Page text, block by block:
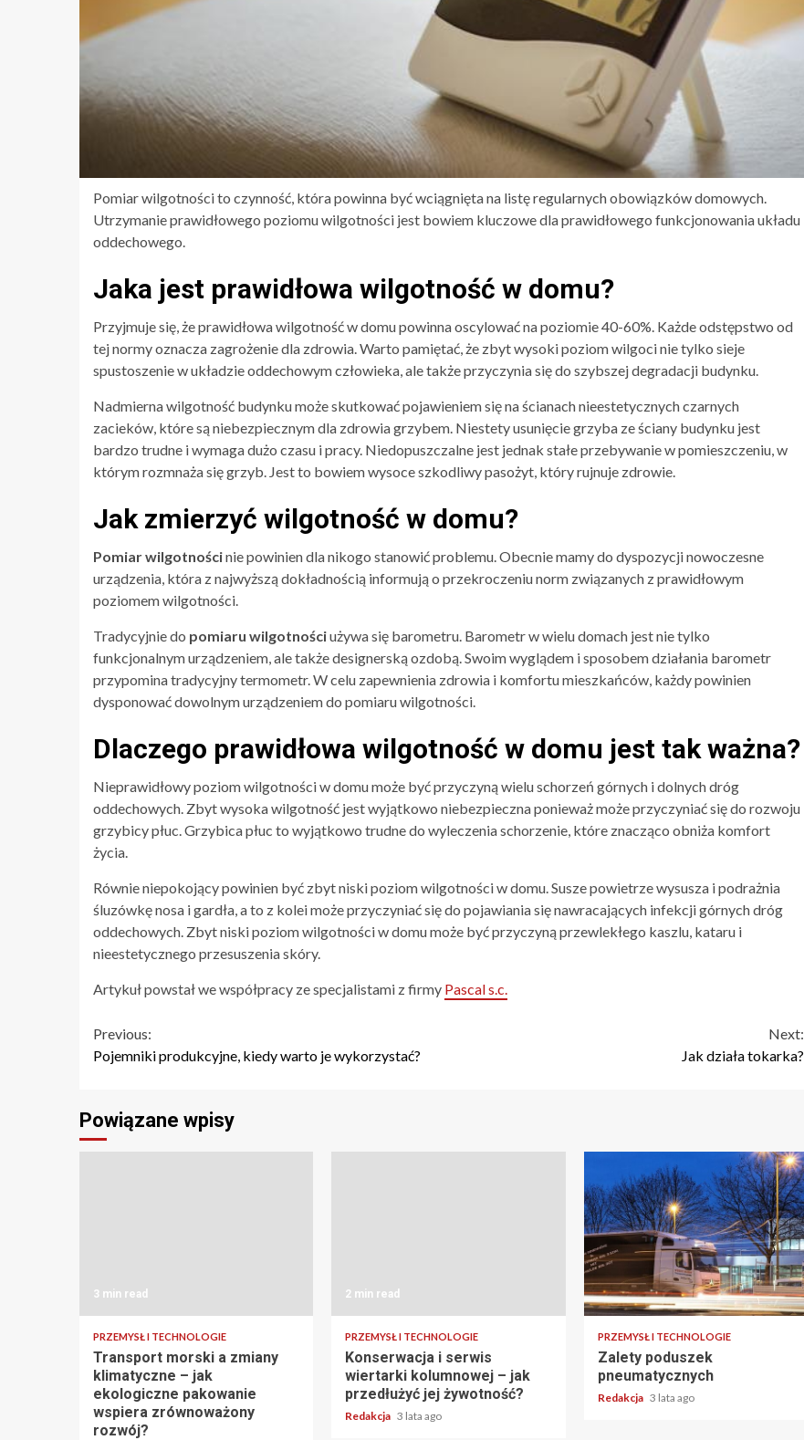
Pomiar wilgotności to czynność, która powinna być wciągnięta na listę regularnych obowiązków domowych.
Utrzymanie prawidłowego poziomu wilgotności jest bowiem kluczowe dla prawidłowego funkcjonowania układu
oddechowego.
Jaka jest prawidłowa wilgotność w domu?
Przyjmuje się, że prawidłowa wilgotność w domu powinna oscylować na poziomie 40-60%. Każde odstępstwo od
tej normy oznacza zagrożenie dla zdrowia. Warto pamiętać, że zbyt wysoki poziom wilgoci nie tylko sieje
spustoszenie w układzie oddechowym człowieka, ale także przyczynia się do szybszej degradacji budynku.
Nadmierna wilgotność budynku może skutkować pojawieniem się na ścianach nieestetycznych czarnych
zacieków, które są niebezpiecznym dla zdrowia grzybem. Niestety usunięcie grzyba ze ściany budynku jest
bardzo trudne i wymaga dużo czasu i pracy. Niedopuszczalne jest jednak stałe przebywanie w pomieszczeniu, w
którym rozmnaża się grzyb. Jest to bowiem wysoce szkodliwy pasożyt, który rujnuje zdrowie.
Jak zmierzyć wilgotność w domu?
Pomiar wilgotnościnie powinien dla nikogo stanowić problemu. Obecnie mamy do dyspozycji nowoczesne
urządzenia, która z najwyższą dokładnością informują o przekroczeniu norm związanych z prawidłowym
poziomem wilgotności.
Tradycyjnie do pomiaru wilgotnościużywa się barometru. Barometr w wielu domach jest nie tylko
funkcjonalnym urządzeniem, ale także designerską ozdobą. Swoim wyglądem i sposobem działania barometr
przypomina tradycyjny termometr. W celu zapewnienia zdrowia i komfortu mieszkańców, każdy powinien
dysponować dowolnym urządzeniem do pomiaru wilgotności.
Dlaczego prawidłowa wilgotność w domu jest tak ważna?
Nieprawidłowy poziom wilgotności w domu może być przyczyną wielu schorzeń górnych i dolnych dróg
oddechowych. Zbyt wysoka wilgotność jest wyjątkowo niebezpieczna ponieważ może przyczyniać się do rozwoju
grzybicy płuc. Grzybica płuc to wyjątkowo trudne do wyleczenia schorzenie, które znacząco obniża komfort
życia.
Równie niepokojący powinien być zbyt niski poziom wilgotności w domu. Susze powietrze wysusza i podrażnia
śluzówkę nosa i gardła, a to z kolei może przyczyniać się do pojawiania się nawracających infekcji górnych dróg
oddechowych. Zbyt niski poziom wilgotności w domu może być przyczyną przewlekłego kaszlu, kataru i
nieestetycznego przesuszenia skóry.
Artykuł powstał we współpracy ze specjalistami z firmy Pascal s.c.
Continue
Reading
Previous:
Pojemniki produkcyjne, kiedy warto je wykorzystać?
Next:
Jak działa tokarka?
Powiązane wpisy
3 min read
PRZEMYSŁ I TECHNOLOGIE
Transport morski a zmiany
klimatyczne – jak
ekologiczne pakowanie
wspiera zrównoważony
rozwój?
2 min read
PRZEMYSŁ I TECHNOLOGIE
Konserwacja i serwis
wiertarki kolumnowej – jak
przedłużyć jej żywotność?
Redakcja 3 lata ago
2 min read
PRZEMYSŁ I TECHNOLOGIE
Zalety poduszek
pneumatycznych
Redakcja 3 lata ago